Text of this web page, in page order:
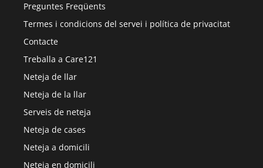
Preguntes Freqüents
Termes i condicions del servei i política de privacitat
Contacte
Treballa a Care121
Neteja de llar
Neteja de la llar
Serveis de neteja
Neteja de cases
Neteja a domicili
Neteja en domicili